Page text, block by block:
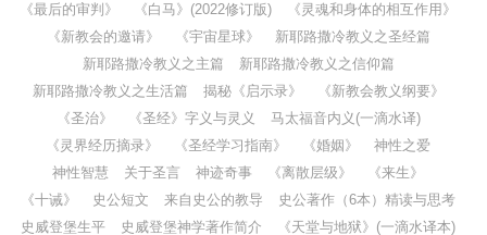
《最后的审判》
《白马》(2022修订版)
《灵魂和身体的相互作用》
《新教会的邀请》
《宇宙星球》
新耶路撒冷教义之圣经篇
新耶路撒冷教义之主篇
新耶路撒冷教义之信仰篇
新耶路撒冷教义之生活篇
揭秘《启示录》
《新教会教义纲要》
《圣治》
《圣经》字义与灵义
马太福音内义(一滴水译)
《灵界经历摘录》
《圣经学习指南》 《婚姻》
神性之爱
神性智慧
关于圣言 神迹奇事 《离散层级》
《来生》
《十诫》
史公短文 来自史公的教导
史公著作（6本）精读与思考
史威登堡生平
史威登堡神学著作简介 《天堂与地狱》(一滴水译本)